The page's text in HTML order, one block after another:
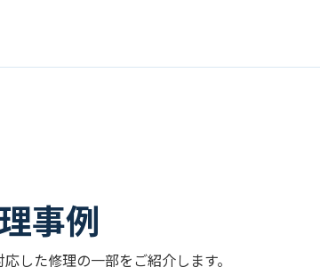
事例
した修理の一部をご紹介します。